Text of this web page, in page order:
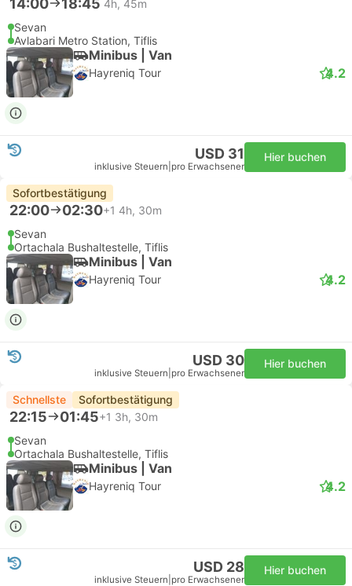
4h, 45m
Sevan
Avlabari Metro Station, Tiflis
Minibus | Van
Hayreniq Tour 4.2
USD 31
inklusive Steuern pro Erwachsener
Hier buchen
Sofortbestätigung
22:00 02:30+1 4h, 30m
Sevan
Ortachala Bushaltestelle, Tiflis
Minibus | Van
Hayreniq Tour 4.2
USD 30
inklusive Steuern pro Erwachsener
Hier buchen
Schnellste Sofortbestätigung
22:15 01:45+1 3h, 30m
Sevan
Ortachala Bushaltestelle, Tiflis
Minibus | Van
Hayreniq Tour 4.2
USD 28
inklusive Steuern pro Erwachsener
Hier buchen